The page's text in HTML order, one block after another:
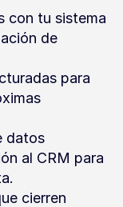
con tu sistema
de
para
datos
al CRM para
cierren